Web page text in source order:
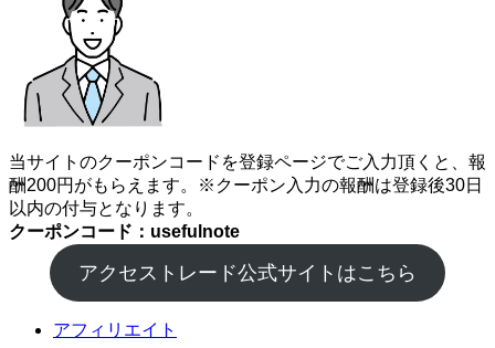
当サイトのクーポンコードを登録ページでご入力頂くと、報
酬200円がもらえます。※クーポン入力の報酬は登録後30日
以内の付与となります。
クーポンコード：usefulnote
アクセストレード公式サイトはこちら
アフィリエイト